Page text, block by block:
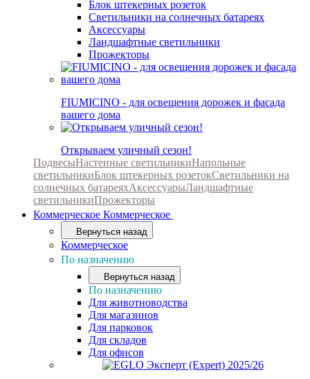
Блок штекерных розеток
Светильники на солнечных батареях
Аксессуары
Ландшафтные светильники
Прожекторы
FIUMICINO - для освещения дорожек и фасада
вашего дома
Открываем уличный сезон!
ПодвесыНастенные светильникиНапольные
светильникиБлок штекерных розетокСветильники на
солнечных батареяхАксессуарыЛандшафтные
светильникиПрожекторы
Коммерческое Коммерческое
Вернуться назад
Коммерческое
По назначению
Вернуться назад
По назначению
Для животноводства
Для магазинов
Для парковок
Для складов
Для офисов